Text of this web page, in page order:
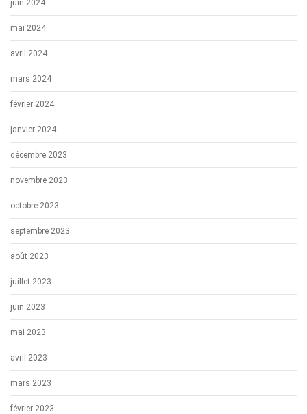
juin 2024
mai 2024
avril 2024
mars 2024
février 2024
janvier 2024
décembre 2023
novembre 2023
octobre 2023
septembre 2023
août 2023
juillet 2023
juin 2023
mai 2023
avril 2023
mars 2023
février 2023